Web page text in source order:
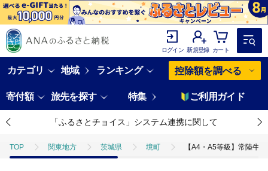
ログイン 新規登録 カート
カテゴリ 地域 ランキング 控除額を調べる
寄付額 旅先を探す 特集 ご利用ガイド
「ふるさとチョイス」システム連携に関して
TOP 関東地方 茨城県 境町 【A4・A5等級】常陸牛